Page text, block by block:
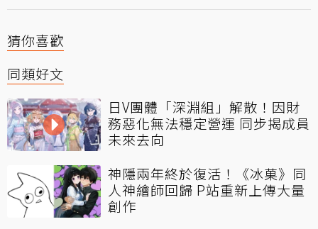
猜你喜歡
同類好文
日V團體「深淵組」解散！因財
務惡化無法穩定營運 同步揭成員
未來去向
神隱兩年終於復活！《冰菓》同
人神繪師回歸 P站重新上傳大量
創作